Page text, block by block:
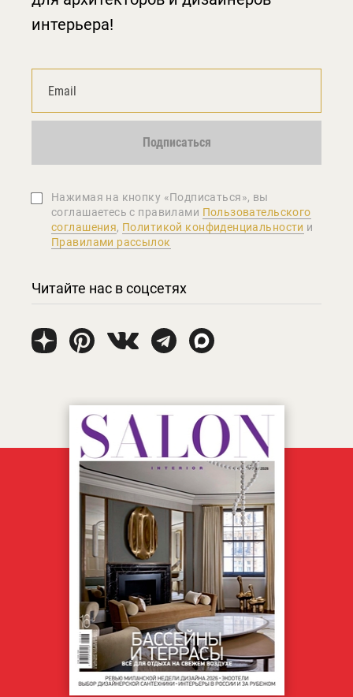
интерьера!
Подписаться
Нажимая на кнопку «Подписаться», вы
соглашаетеcь с правилами Пользовательского
соглашения, Политикой конфиденциальности и
Правилами рассылок
Читайте нас в соцсетях